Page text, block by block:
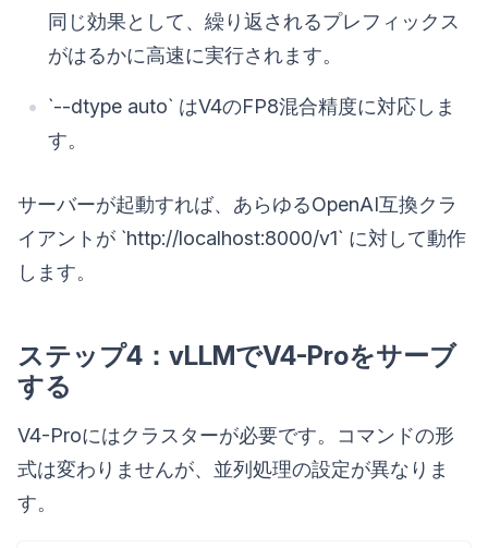
同じ効果として、繰り返されるプレフィックス
がはるかに高速に実行されます。
`--dtype auto` はV4のFP8混合精度に対応しま
す。
サーバーが起動すれば、あらゆるOpenAI互換クラ
イアントが `http://localhost:8000/v1` に対して動作
します。
ステップ4：vLLMでV4-Proをサーブ
する
V4-Proにはクラスターが必要です。コマンドの形
式は変わりませんが、並列処理の設定が異なりま
す。